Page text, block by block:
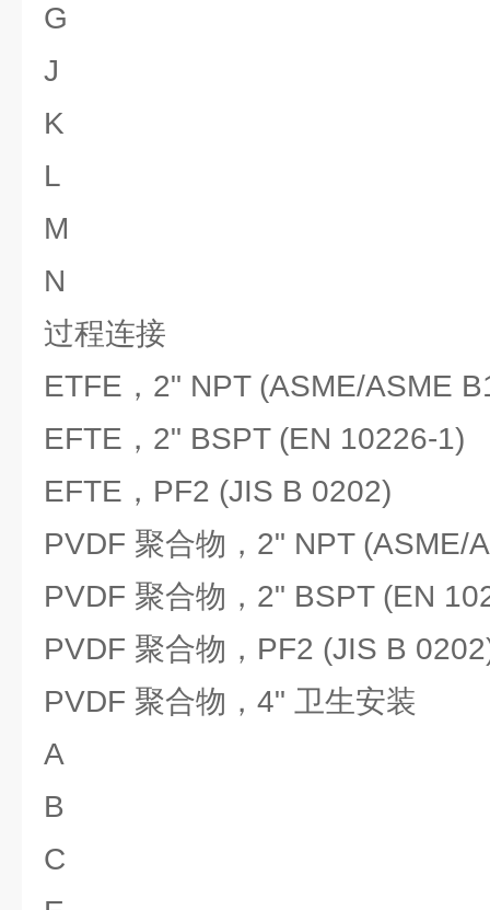
G
J
K
L
M
N
过程连接
ETFE，2" NPT (ASME/ASME
EFTE，2" BSPT (EN 10226-1)
EFTE，PF2 (JIS B 0202)
PVDF 聚合物，2" NPT (ASME/
PVDF 聚合物，2" BSPT (EN
PVDF 聚合物，PF2 (JIS B
PVDF 聚合物，4" 卫生安装
A
B
C